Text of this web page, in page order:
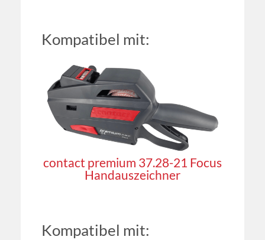
Kompatibel mit:
contact premium 37.28-21 Focus
Handauszeichner
Kompatibel mit: